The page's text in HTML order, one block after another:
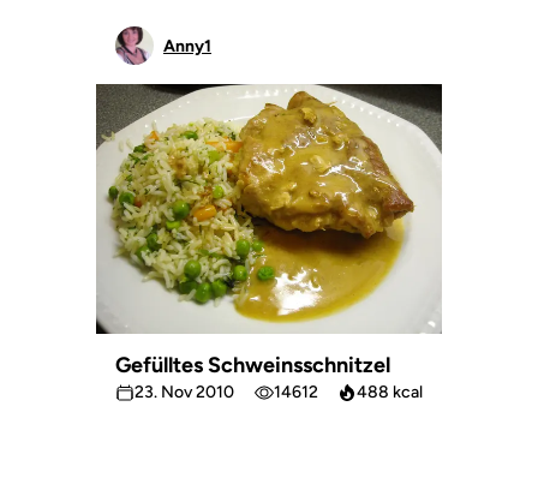
Anny1
Gefülltes Schweinsschnitzel
23. Nov 2010 14612 488 kcal